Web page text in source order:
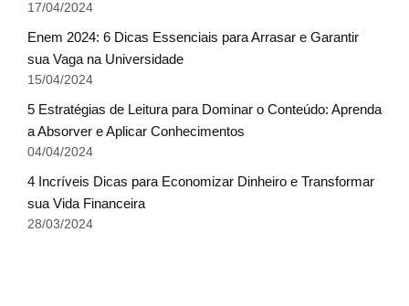
17/04/2024
Enem 2024: 6 Dicas Essenciais para Arrasar e Garantir
sua Vaga na Universidade
15/04/2024
5 Estratégias de Leitura para Dominar o Conteúdo: Aprenda
a Absorver e Aplicar Conhecimentos
04/04/2024
4 Incríveis Dicas para Economizar Dinheiro e Transformar
sua Vida Financeira
28/03/2024